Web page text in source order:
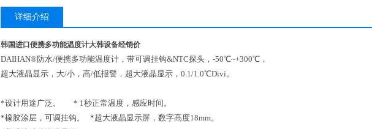
详细介绍
韩国进口便携多功能温度计大韩设备经销价
DAIHAN®防水/便携多功能温度计，带可调挂钩&NTC探头，-50℃~+300℃，
超大液晶显示，大/小，高/低报警，超大液晶显示，0.1/1.0℃Divi。
*设计用途广泛。 * 1秒正常温度，感应时间。
*橡胶涂层，可调挂钩。 *超大液晶显示屏，数字高度18mm。